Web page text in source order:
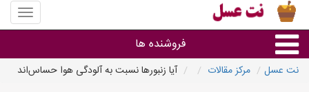
منوی
سایت
عسل
فروشنده ها
نت عسل مرکز مقالات آیا زنبورها نسبت به آلودگی هوا حساس‌اند